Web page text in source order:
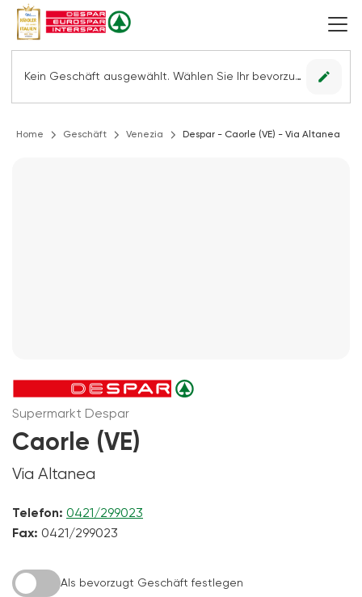
Kein Geschäft ausgewählt. Wählen Sie Ihr bevorzugtes Geschäft, um alle Angebote sehen zu können. edit
Home Geschäft Venezia Despar - Caorle (VE) - Via Altanea
Supermarkt Despar
Caorle (VE)
Via Altanea
Telefon: 0421/299023
Fax: 0421/299023
Als bevorzugt Geschäft festlegen